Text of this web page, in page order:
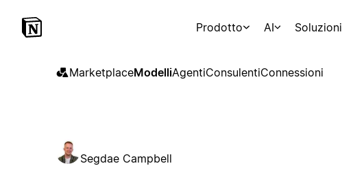
Prodotto AI Soluzioni
MarketplaceModelliAgentiConsulentiConnessioni
Segdae Campbell